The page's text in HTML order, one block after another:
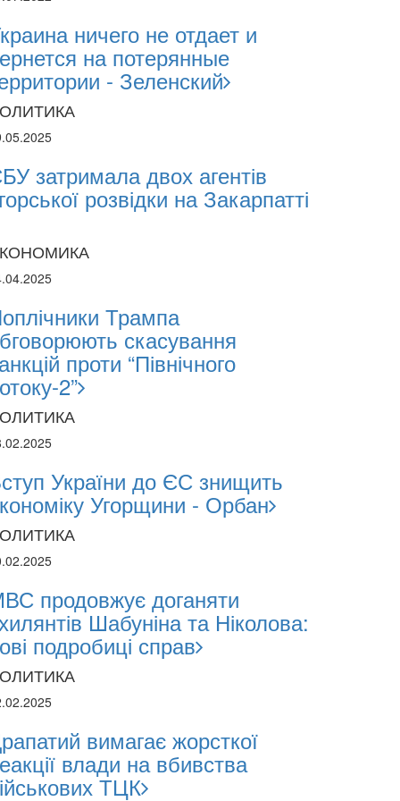
Abasov: How Ukrainian Businesses
and Hedge Risks During War
лякає громадян погіршенням
мобілізації поліціянтів на війну
ничего не отдает и
на потерянные
- Зеленский
затримала двох агентів
розвідки на Закарпатті
Трампа
скасування
проти “Північного
2”
України до ЄС знищить
Угорщини - Орбан
продовжує доганяти
Шабуніна та Ніколова:
подробиці справ
вимагає жорсткої
влади на вбивства
ТЦК